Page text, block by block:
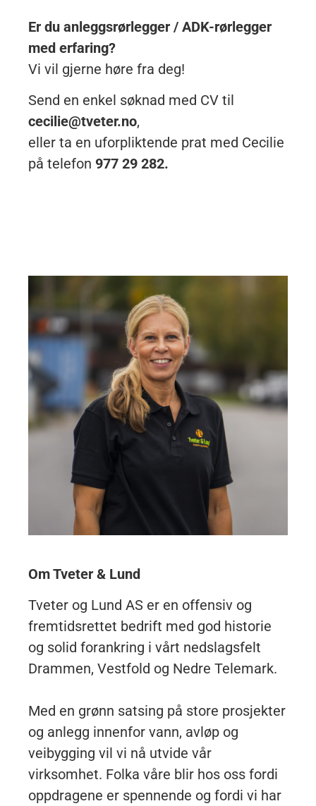
Er du anleggsrørlegger / ADK-rørlegger
med erfaring?
Vi vil gjerne høre fra deg!
Send en enkel søknad med CV til
cecilie@tveter.no,
eller ta en uforpliktende prat med Cecilie
på telefon 977 29 282.
Om Tveter & Lund
Tveter og Lund AS er en offensiv og
fremtidsrettet bedrift med god historie
og solid forankring i vårt nedslagsfelt
Drammen, Vestfold og Nedre Telemark.
Med en grønn satsing på store prosjekter
og anlegg innenfor vann, avløp og
veibygging vil vi nå utvide vår
virksomhet. Folka våre blir hos oss fordi
oppdragene er spennende og fordi vi har